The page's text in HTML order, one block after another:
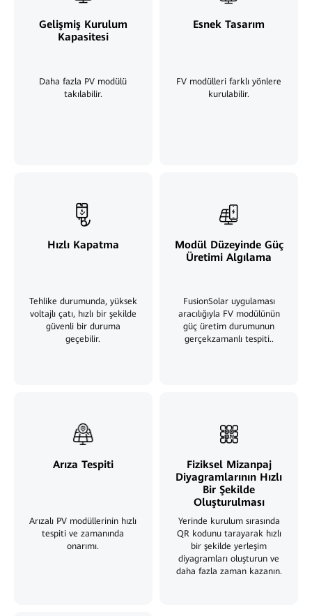
Gelişmiş Kurulum
Kapasitesi
Daha fazla PV modülü
takılabilir.
Esnek Tasarım
FV modülleri farklı yönlere
kurulabilir.
Hızlı Kapatma
Tehlike durumunda, yüksek
voltajlı çatı, hızlı bir şekilde
güvenli bir duruma
geçebilir.
Modül Düzeyinde Güç
Üretimi Algılama
FusionSolar uygulaması
aracılığıyla FV modülünün
güç üretim durumunun
gerçekzamanlı tespiti..
Arıza Tespiti
Arızalı PV modüllerinin hızlı
tespiti ve zamanında
onarımı.
Fiziksel Mizanpaj
Diyagramlarının Hızlı
Bir Şekilde
Oluşturulması
Yerinde kurulum sırasında
QR kodunu tarayarak hızlı
bir şekilde yerleşim
diyagramları oluşturun ve
daha fazla zaman kazanın.